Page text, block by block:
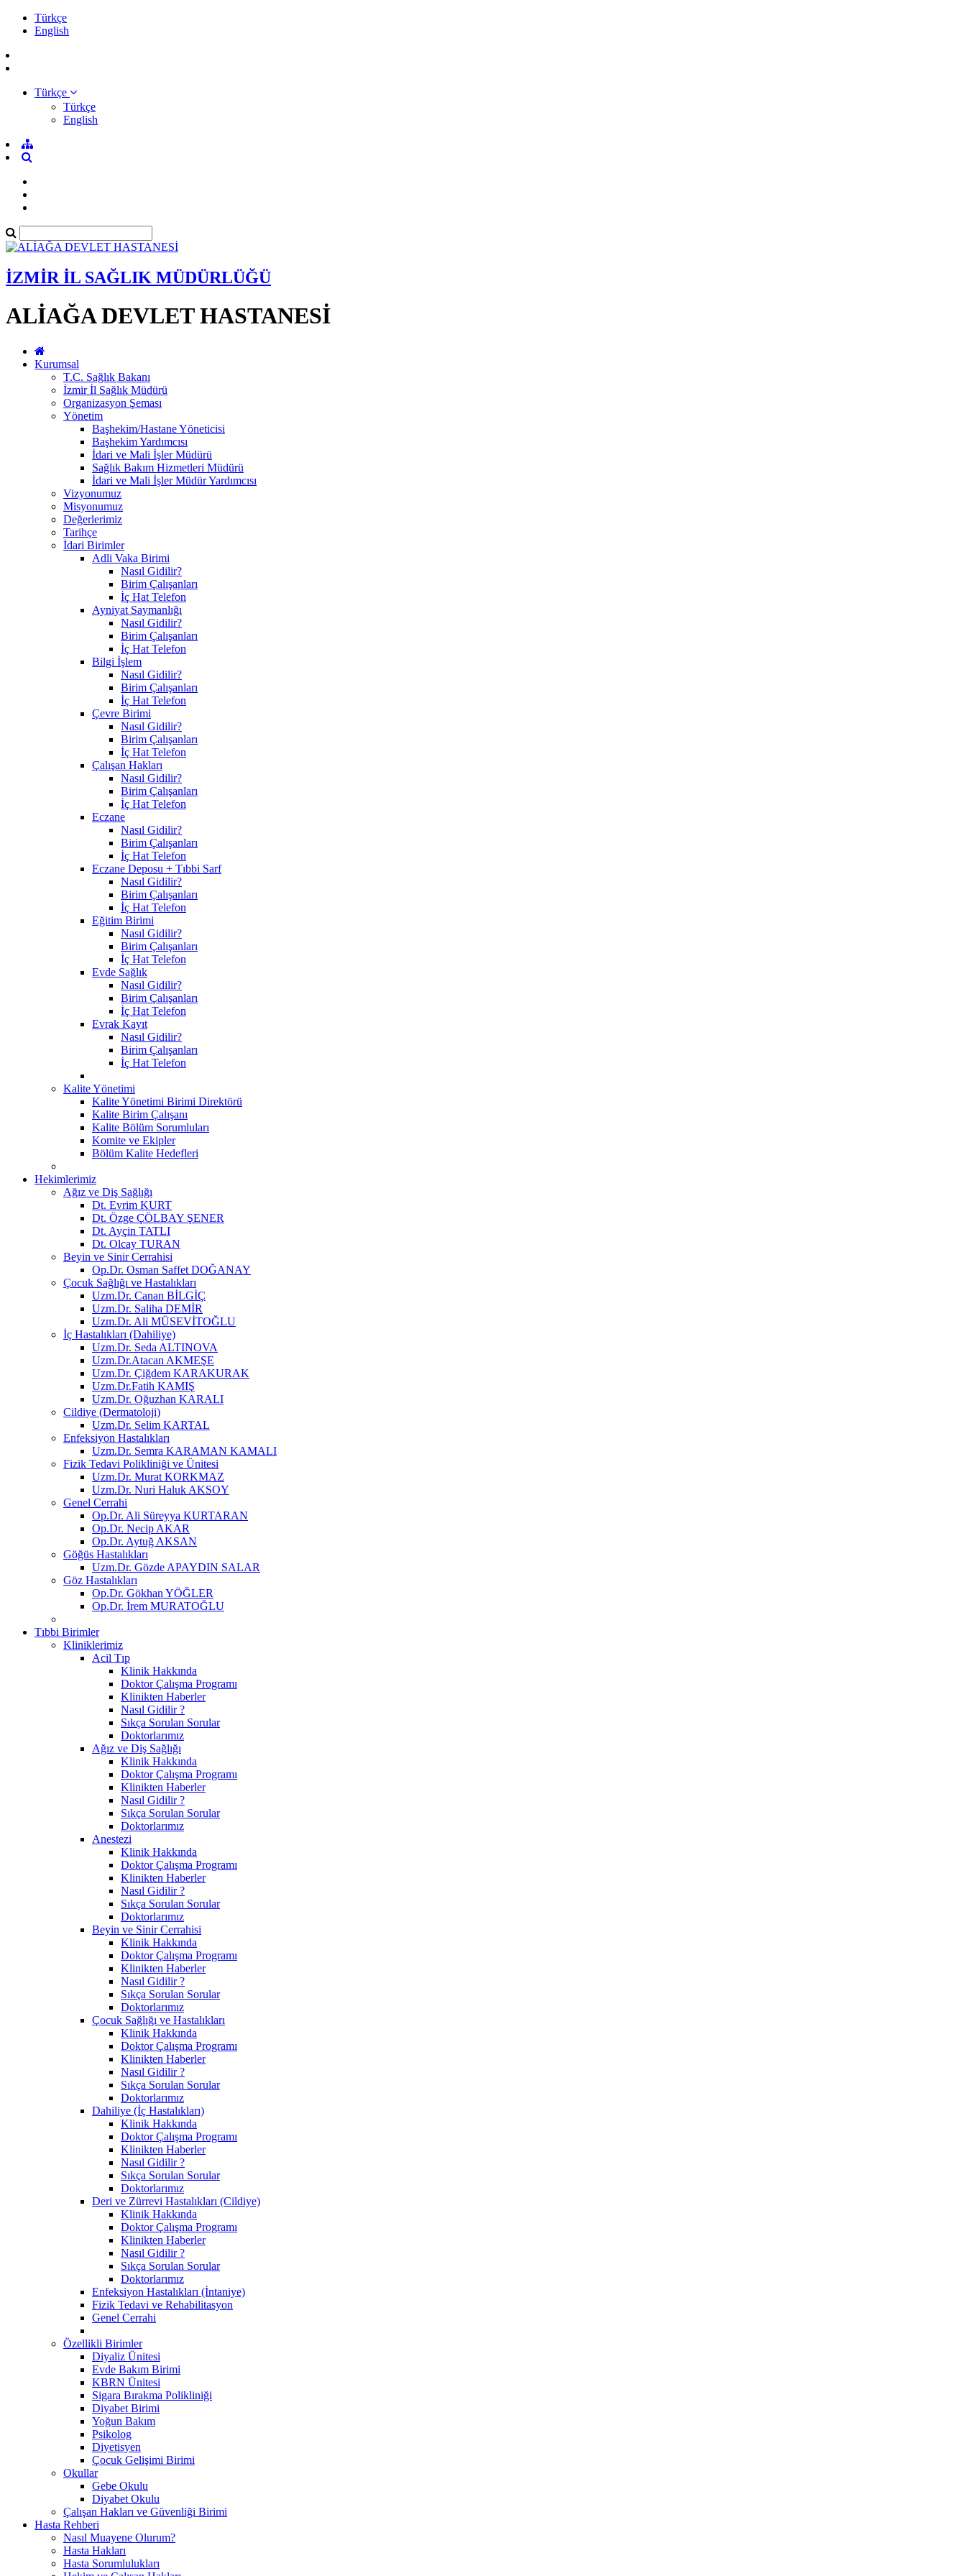
Türkçe
English
Türkçe
Türkçe
English
İZMİR İL SAĞLIK MÜDÜRLÜĞÜ
ALİAĞA DEVLET HASTANESİ
Kurumsal
T.C. Sağlık Bakanı
İzmir İl Sağlık Müdürü
Organizasyon Şeması
Yönetim
Başhekim/Hastane Yöneticisi
Başhekim Yardımcısı
İdari ve Mali İşler Müdürü
Sağlık Bakım Hizmetleri Müdürü
İdari ve Mali İşler Müdür Yardımcısı
Vizyonumuz
Misyonumuz
Değerlerimiz
Tarihçe
İdari Birimler
Adli Vaka Birimi
Nasıl Gidilir?
Birim Çalışanları
İç Hat Telefon
Ayniyat Saymanlığı
Nasıl Gidilir?
Birim Çalışanları
İç Hat Telefon
Bilgi İşlem
Nasıl Gidilir?
Birim Çalışanları
İç Hat Telefon
Çevre Birimi
Nasıl Gidilir?
Birim Çalışanları
İç Hat Telefon
Çalışan Hakları
Nasıl Gidilir?
Birim Çalışanları
İç Hat Telefon
Eczane
Nasıl Gidilir?
Birim Çalışanları
İç Hat Telefon
Eczane Deposu + Tıbbi Sarf
Nasıl Gidilir?
Birim Çalışanları
İç Hat Telefon
Eğitim Birimi
Nasıl Gidilir?
Birim Çalışanları
İç Hat Telefon
Evde Sağlık
Nasıl Gidilir?
Birim Çalışanları
İç Hat Telefon
Evrak Kayıt
Nasıl Gidilir?
Birim Çalışanları
İç Hat Telefon
Kalite Yönetimi
Kalite Yönetimi Birimi Direktörü
Kalite Birim Çalışanı
Kalite Bölüm Sorumluları
Komite ve Ekipler
Bölüm Kalite Hedefleri
Hekimlerimiz
Ağız ve Diş Sağlığı
Dt. Evrim KURT
Dt. Özge ÇÖLBAY ŞENER
Dt. Ayçin TATLI
Dt. Olcay TURAN
Beyin ve Sinir Cerrahisi
Op.Dr. Osman Saffet DOĞANAY
Çocuk Sağlığı ve Hastalıkları
Uzm.Dr. Canan BİLGİÇ
Uzm.Dr. Saliha DEMİR
Uzm.Dr. Ali MÜSEVİTOĞLU
İç Hastalıkları (Dahiliye)
Uzm.Dr. Seda ALTINOVA
Uzm.Dr.Atacan AKMEŞE
Uzm.Dr. Çiğdem KARAKURAK
Uzm.Dr.Fatih KAMIŞ
Uzm.Dr. Oğuzhan KARALI
Cildiye (Dermatoloji)
Uzm.Dr. Selim KARTAL
Enfeksiyon Hastalıkları
Uzm.Dr. Semra KARAMAN KAMALI
Fizik Tedavi Polikliniği ve Ünitesi
Uzm.Dr. Murat KORKMAZ
Uzm.Dr. Nuri Haluk AKSOY
Genel Cerrahi
Op.Dr. Ali Süreyya KURTARAN
Op.Dr. Necip AKAR
Op.Dr. Aytuğ AKSAN
Göğüs Hastalıkları
Uzm.Dr. Gözde APAYDIN SALAR
Göz Hastalıkları
Op.Dr. Gökhan YÖĞLER
Op.Dr. İrem MURATOĞLU
Tıbbi Birimler
Kliniklerimiz
Acil Tıp
Klinik Hakkında
Doktor Çalışma Programı
Klinikten Haberler
Nasıl Gidilir ?
Sıkça Sorulan Sorular
Doktorlarımız
Ağız ve Diş Sağlığı
Klinik Hakkında
Doktor Çalışma Programı
Klinikten Haberler
Nasıl Gidilir ?
Sıkça Sorulan Sorular
Doktorlarımız
Anestezi
Klinik Hakkında
Doktor Çalışma Programı
Klinikten Haberler
Nasıl Gidilir ?
Sıkça Sorulan Sorular
Doktorlarımız
Beyin ve Sinir Cerrahisi
Klinik Hakkında
Doktor Çalışma Programı
Klinikten Haberler
Nasıl Gidilir ?
Sıkça Sorulan Sorular
Doktorlarımız
Çocuk Sağlığı ve Hastalıkları
Klinik Hakkında
Doktor Çalışma Programı
Klinikten Haberler
Nasıl Gidilir ?
Sıkça Sorulan Sorular
Doktorlarımız
Dahiliye (İç Hastalıkları)
Klinik Hakkında
Doktor Çalışma Programı
Klinikten Haberler
Nasıl Gidilir ?
Sıkça Sorulan Sorular
Doktorlarımız
Deri ve Zürrevi Hastalıkları (Cildiye)
Klinik Hakkında
Doktor Çalışma Programı
Klinikten Haberler
Nasıl Gidilir ?
Sıkça Sorulan Sorular
Doktorlarımız
Enfeksiyon Hastalıkları (İntaniye)
Fizik Tedavi ve Rehabilitasyon
Genel Cerrahi
Özellikli Birimler
Diyaliz Ünitesi
Evde Bakım Birimi
KBRN Ünitesi
Sigara Bırakma Polikliniği
Diyabet Birimi
Yoğun Bakım
Psikolog
Diyetisyen
Çocuk Gelişimi Birimi
Okullar
Gebe Okulu
Diyabet Okulu
Çalışan Hakları ve Güvenliği Birimi
Hasta Rehberi
Nasıl Muayene Olurum?
Hasta Hakları
Hasta Sorumlulukları